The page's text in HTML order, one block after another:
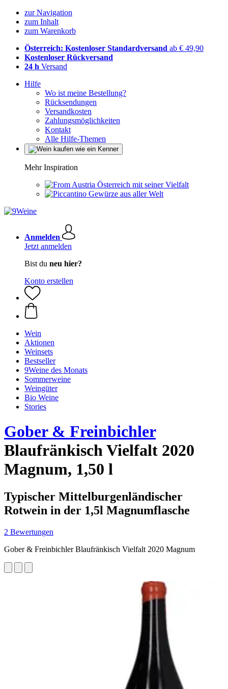
zur Navigation
zum Inhalt
zum Warenkorb
Österreich: Kostenloser Standardversand ab € 49,90
Kostenloser Rückversand
24 h Versand
Hilfe
Wo ist meine Bestellung?
Rücksendungen
Versandkosten
Zahlungsmöglichkeiten
Kontakt
Alle Hilfe-Themen
Mehr Inspiration
Österreich mit seiner Vielfalt
Gewürze aus aller Welt
Anmelden
Jetzt anmelden
Bist du neu hier?
Konto erstellen
Wein
Aktionen
Weinsets
Bestseller
9Weine des Monats
Sommerweine
Weingüter
Bio Weine
Stories
Gober & Freinbichler
Blaufränkisch Vielfalt 2020
Magnum, 1,50 l
Typischer Mittelburgenländischer
Rotwein in der 1,5l Magnumflasche
2 Bewertungen
Gober & Freinbichler Blaufränkisch Vielfalt 2020 Magnum